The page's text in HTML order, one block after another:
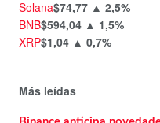
Solana$74,77 ▲ 2,5%
BNB$594,04 ▲ 1,5%
XRP$1,04 ▲ 0,7%
Más leídas